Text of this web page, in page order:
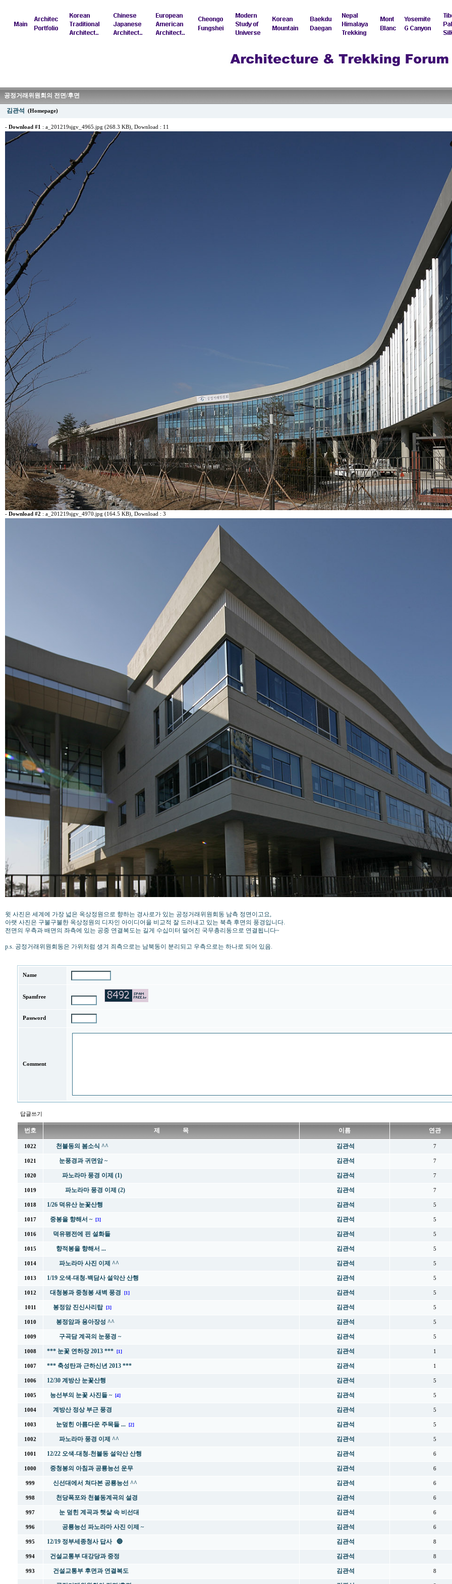
공정거래위원회의 전면/후면
김관석 (Homepage)
- Download #1 : a_201219sjgv_4965.jpg (268.3 KB) , Download : 11
- Download #2 : a_201219sjgv_4970.jpg (164.5 KB) , Download : 3
윗 사진은 세계에 가장 넓은 옥상정원으로 향하는 경사로가 있는 공정거래위원회동 남측 정면이고요,
아랫 사진은 구불구불한 옥상정원의 디자인 아이디어을 비교적 잘 드러내고 있는 북측 후면의 풍경입니다.
전면의 우측과 배면의 좌측에 있는 공중 연결복도는 길게 수십미터 덜어진 국무총리동으로 연결됩니다~
p.s. 공정거래위원회동은 가위처럼 생겨 죄측으로는 남북동이 분리되고 우측으로는 하나로 되어 있음.
Name
Spamfree
Password
Comment
답글쓰기
번호 제 목 이름 연관
1022 천불동의 봄소식 ^^ 김관석 7
1021 눈풍경과 귀면암 ~ 김관석 7
1020 파노라마 풍경 이제 (1) 김관석 7
1019 파노라마 풍경 이제 (2) 김관석 7
1018 1/26 덕유산 눈꽃산행 김관석 5
1017 중봉을 향해서 ~ [3] 김관석 5
1016 덕유평전에 핀 설화들 김관석 5
1015 향적봉을 향해서 ... 김관석 5
1014 파노라마 사진 이제 ^^ 김관석 5
1013 1/19 오색-대청-백담사 설악산 산행 김관석 5
1012 대청봉과 중청봉 새벽 풍경 [1] 김관석 5
1011 봉정암 진신사리탑 [3] 김관석 5
1010 봉정암과 용아장성 ^^ 김관석 5
1009 구곡담 계곡의 눈풍경 ~ 김관석 5
1008 *** 눈꽃 연하장 2013 *** [1] 김관석 1
1007 *** 축성탄과 근하신년 2013 *** 김관석 1
1006 12/30 계방산 눈꽃산행 김관석 5
1005 능선부의 눈꽃 사진들 ~ [4] 김관석 5
1004 계방산 정상 부근 풍경 김관석 5
1003 눈덮힌 아름다운 주목들 ... [2] 김관석 5
1002 파노라마 풍경 이제 ^^ 김관석 5
1001 12/22 오색-대청-천불동 설악산 산행 김관석 6
1000 중청봉의 아침과 공룡능선 운무 김관석 6
999 신선대에서 쳐다본 공룡능선 ^^ 김관석 6
998 천당폭포와 천불동계곡의 설경 김관석 6
997 눈 덮힌 계곡과 햇살 속 비선대 김관석 6
996 공룡능선 파노라마 사진 이제 ~ 김관석 6
995 12/19 정부세종청사 답사 🔵 김관석 8
994 건설교통부 대강당과 중정 김관석 8
993 건설교통부 후면과 연결복도 김관석 8